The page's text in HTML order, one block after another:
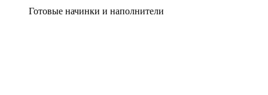
Готовые начинки и наполнители